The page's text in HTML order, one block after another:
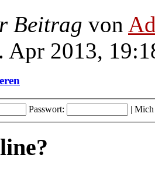
Beitrag von
Apr 2013,
Passwort: | Mich